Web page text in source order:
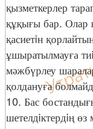
қызметкерлер
құқығы бар. Олар
қасиетiн
ұшыратылмауға
мәжбүрлеу
қолдануға
10. Бас
шетелдiктердiң өз